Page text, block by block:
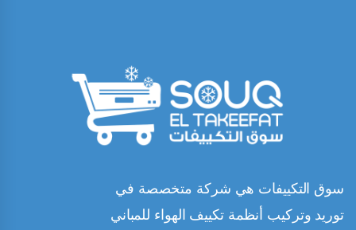
سوق التكييفات هي شركة متخصصة في
توريد وتركيب أنظمة تكييف الهواء للمباني